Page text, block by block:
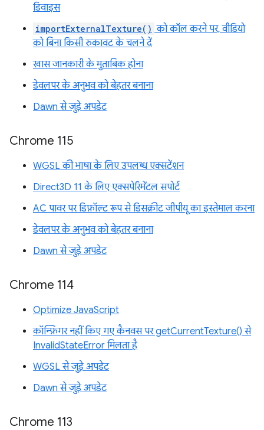
डिवाइस
importExternalTexture() को कॉल करने पर, वीडियो
को बिना किसी रुकावट के चलने दें
खास जानकारी के मुताबिक होना
डेवलपर के अनुभव को बेहतर बनाना
Dawn से जुड़े अपडेट
Chrome 115
WGSL की भाषा के लिए उपलब्ध एक्सटेंशन
Direct3D 11 के लिए एक्सपेरिमेंटल सपोर्ट
AC पावर पर डिफ़ॉल्ट रूप से डिसक्रीट जीपीयू का इस्तेमाल करना
डेवलपर के अनुभव को बेहतर बनाना
Dawn से जुड़े अपडेट
Chrome 114
Optimize JavaScript
कॉन्फ़िगर नहीं किए गए कैनवस पर getCurrentTexture() से
InvalidStateError मिलता है
WGSL से जुड़े अपडेट
Dawn से जुड़े अपडेट
Chrome 113